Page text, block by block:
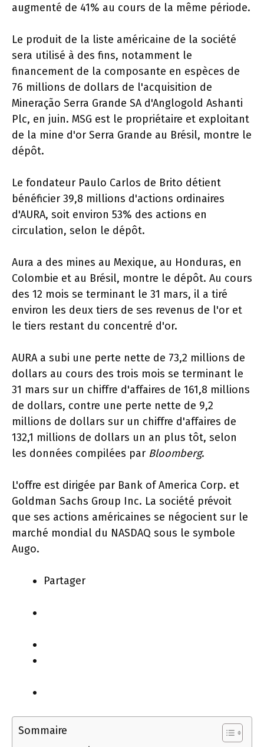
augmenté de 41% au cours de la même période.
Le produit de la liste américaine de la société
sera utilisé à des fins, notamment le
financement de la composante en espèces de
76 millions de dollars de l'acquisition de
Mineração Serra Grande SA d'Anglogold Ashanti
Plc, en juin. MSG est le propriétaire et exploitant
de la mine d'or Serra Grande au Brésil, montre le
dépôt.
Le fondateur Paulo Carlos de Brito détient
bénéficier 39,8 millions d'actions ordinaires
d'AURA, soit environ 53% des actions en
circulation, selon le dépôt.
Aura a des mines au Mexique, au Honduras, en
Colombie et au Brésil, montre le dépôt. Au cours
des 12 mois se terminant le 31 mars, il a tiré
environ les deux tiers de ses revenus de l'or et
le tiers restant du concentré d'or.
AURA a subi une perte nette de 73,2 millions de
dollars au cours des trois mois se terminant le
31 mars sur un chiffre d'affaires de 161,8 millions
de dollars, contre une perte nette de 9,2
millions de dollars sur un chiffre d'affaires de
132,1 millions de dollars un an plus tôt, selon
les données compilées par Bloomberg.
L'offre est dirigée par Bank of America Corp. et
Goldman Sachs Group Inc. La société prévoit
que ses actions américaines se négocient sur le
marché mondial du NASDAQ sous le symbole
Augo.
Partager
Sommaire